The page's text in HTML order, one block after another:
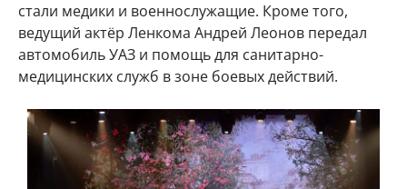
стали медики и военнослужащие. Кроме того,
ведущий актёр Ленкома Андрей Леонов передал
автомобиль УАЗ и помощь для санитарно-
медицинских служб в зоне боевых действий.